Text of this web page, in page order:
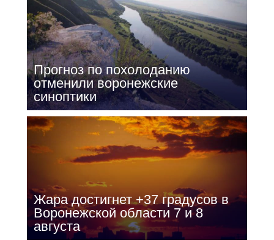
Прогноз по похолоданию
отменили воронежские
синоптики
Жара достигнет +37 градусов в
Воронежской области 7 и 8
августа